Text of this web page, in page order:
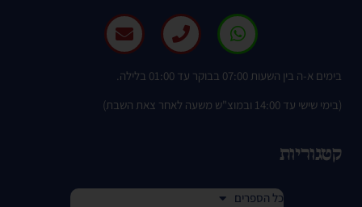
בימים א-ה בין השעות 07:00 בבוקר עד 01:00 בלילה.
(בימי שישי עד 14:00 ובמוצ"ש משעה לאחר צאת השבת)
קטגוריות
כל הספרים